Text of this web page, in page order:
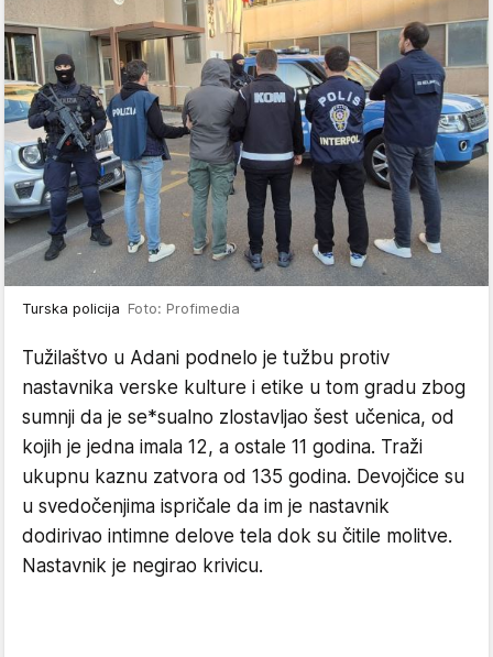
Turska policija Foto: Profimedia
Tužilaštvo u Adani podnelo je tužbu protiv
nastavnika verske kulture i etike u tom gradu zbog
sumnji da je se*sualno zlostavljao šest učenica, od
kojih je jedna imala 12, a ostale 11 godina. Traži
ukupnu kaznu zatvora od 135 godina. Devojčice su
u svedočenjima ispričale da im je nastavnik
dodirivao intimne delove tela dok su čitile molitve.
Nastavnik je negirao krivicu.